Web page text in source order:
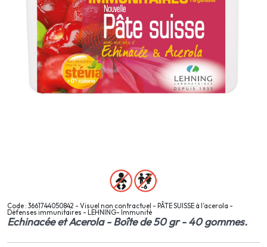
Code : 3661744050842 - Visuel non contractuel - PÂTE SUISSE à l’acerola -
Défenses immunitaires - LEHNING- Immunité
Echinacée et Acerola - Boîte de 50 gr - 40 gommes.